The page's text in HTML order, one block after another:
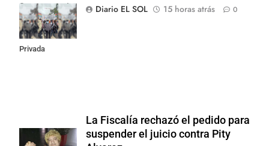
Congreso contra
la Ley de
Propiedad
Privada
Diario EL SOL
15 horas atrás 0
La Fiscalía rechazó el pedido para
suspender el juicio contra Pity